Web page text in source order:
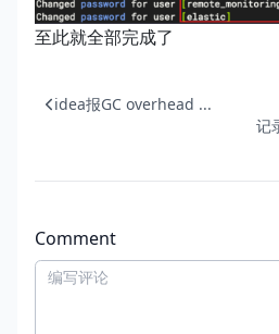
至此就全部完成了
idea报GC overhead ...
记
Comment